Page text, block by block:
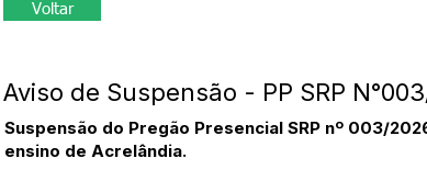
Voltar
Aviso de Suspensão - PP SRP
Suspensão do Pregão Presencial SRP nº 003/
ensino de Acrelândia.